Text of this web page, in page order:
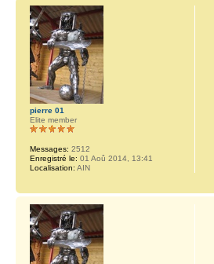
pierre 01
Elite member
Messages: 2512
Enregistré le: 01 Aoû 2014, 13:41
Localisation: AIN